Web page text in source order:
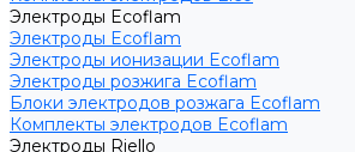
Электроды Ecoflam
Электроды Ecoflam
Электроды ионизации Ecoflam
Электроды розжига Ecoflam
Блоки электродов розжага Ecoflam
Комплекты электродов Ecoflam
Электроды Riello